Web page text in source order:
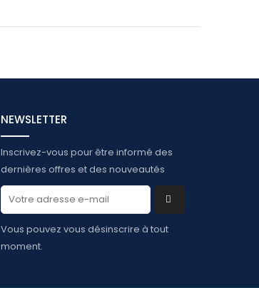
NEWSLETTER
Inscrivez-vous pour être informé des
dernières offres et des nouveautés
Vous pouvez vous désinscrire à tout
moment.